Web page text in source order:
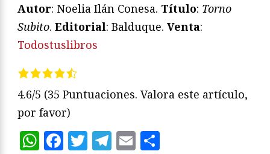
Autor: Noelia Ilán Conesa. Título: Torno
Subito. Editorial: Balduque. Venta:
Todostuslibros
4.6/5 (35 Puntuaciones. Valora este artículo,
por favor)
WhatsApp
Facebook
Twitter
Telegram
Email